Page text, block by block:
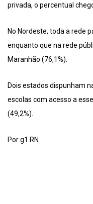
privada, o percentual
No Nordeste, toda a rede
enquanto que na rede
Maranhão (76,1%).
Dois estados dispunham
escolas com acesso a
(49,2%).
Por g1 RN